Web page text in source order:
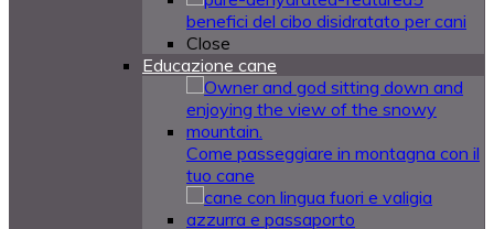
benefici del cibo disidratato per cani
Close
Educazione cane
Come passeggiare in montagna con il
tuo cane